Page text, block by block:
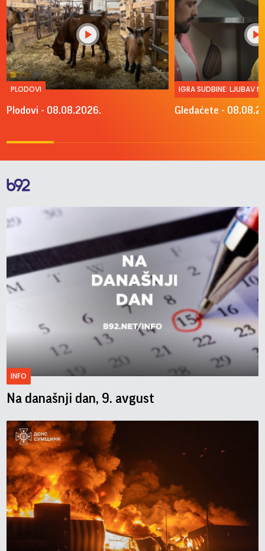
PLODOVI
Plodovi - 08.08.2026.
IGRA SUDBINE: LJUBAV
Gledaćete -
INFO
Na današnji dan, 9. avgust